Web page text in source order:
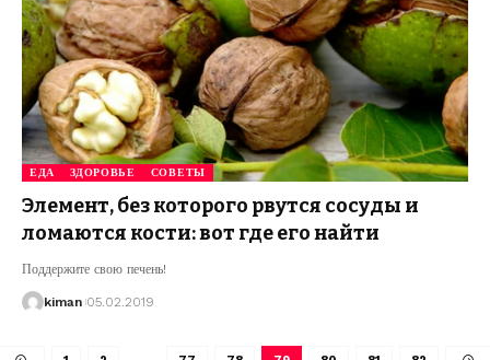
ЕДА ЗДОРОВЬЕ СОВЕТЫ
Элемент, без которого рвутся сосуды и
ломаются кости: вот где его найти
Поддержите свою печень!
kiman 05.02.2019